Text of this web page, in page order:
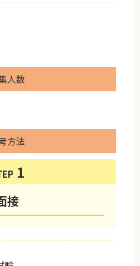
人数
方法
接